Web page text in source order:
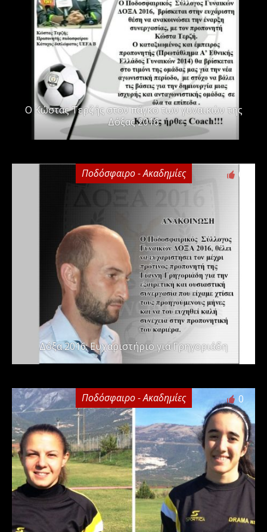
Ο Κώστας Τερζής στον πάγκο των γυναικών της
Δόξας 2016
Ποδόσφαιρο - Ακαδημίες 0
Δόξα 2016: Ευχαριστήριο για Γρηγοριάδη
Ποδόσφαιρο - Ακαδημίες 0